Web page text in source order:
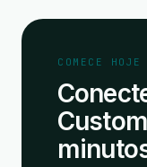
COMECE HOJE